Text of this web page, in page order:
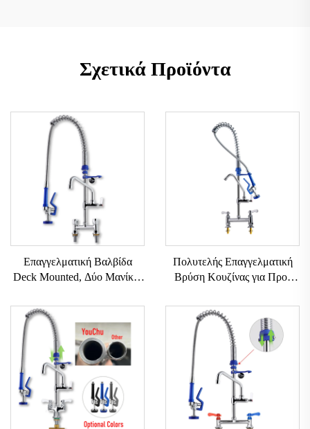
Σχετικά Προϊόντα
Επαγγελματική Βαλβίδα
Deck Mounted, Δύο Μανίκια
Προ-Ξέβγαλση, για Κουζίνα,
Εύκολη Εγκατάσταση,
Μοχλός Χειρός, Βιομηχανική,
για Ξενοδοχεία
Πολυτελής Επαγγελματική
Βρύση Κουζίνας για Προ-
Λαβή, Από Ανοξείδωτο
Ατσάλι, Επιτραπέζια, Από
Ορείχαλκο, Βιομηχανική,
Ζεστό-Κρύο Νερό, Λεκάνη